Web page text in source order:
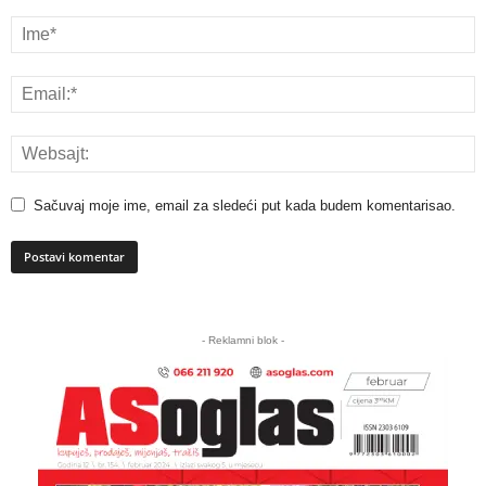
Sačuvaj moje ime, email za sledeći put kada budem komentarisao.
- Reklamni blok -